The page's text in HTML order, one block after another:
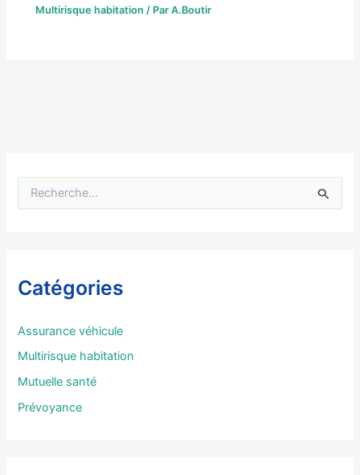
Multirisque habitation / ParA.Boutir
e
c
r
Catégories
Assurance véhicule
Multirisque habitation
Mutuelle santé
Prévoyance